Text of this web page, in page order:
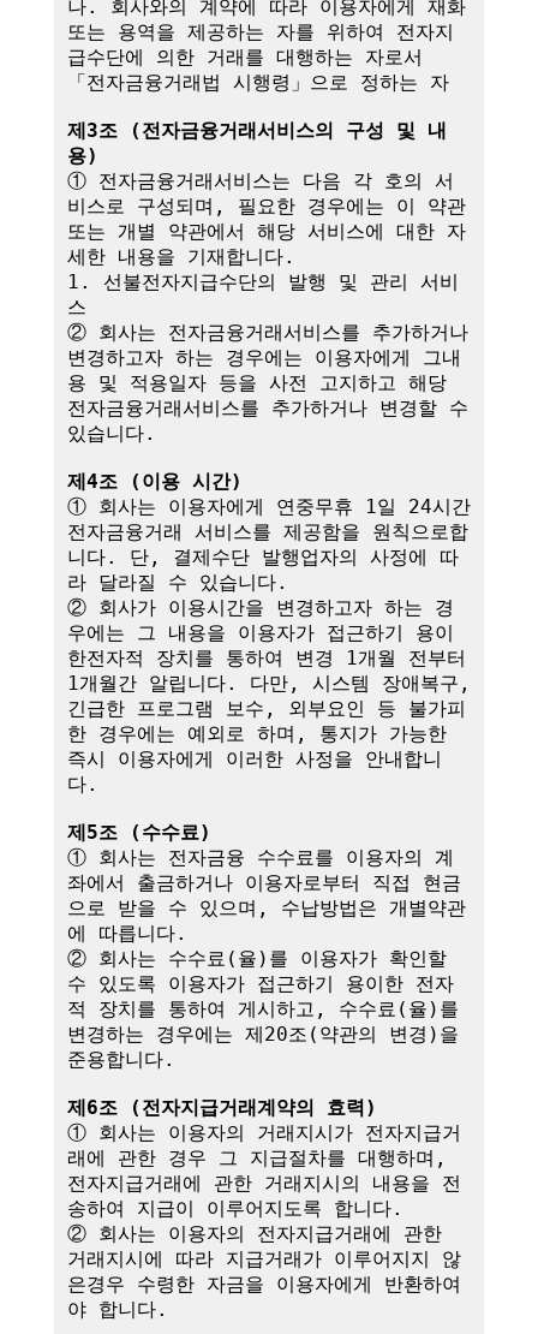
나. 회사와의 계약에 따라 이용자에게 재화
또는 용역을 제공하는 자를 위하여 전자지
급수단에 의한 거래를 대행하는 자로서
「전자금융거래법 시행령」으로 정하는 자
제3조 (전자금융거래서비스의 구성 및 내
용)
① 전자금융거래서비스는 다음 각 호의 서
비스로 구성되며, 필요한 경우에는 이 약관
또는 개별 약관에서 해당 서비스에 대한 자
세한 내용을 기재합니다.
1. 선불전자지급수단의 발행 및 관리 서비
스
② 회사는 전자금융거래서비스를 추가하거나
변경하고자 하는 경우에는 이용자에게 그내
용 및 적용일자 등을 사전 고지하고 해당
전자금융거래서비스를 추가하거나 변경할 수
있습니다.
제4조 (이용 시간)
① 회사는 이용자에게 연중무휴 1일 24시간
전자금융거래 서비스를 제공함을 원칙으로합
니다. 단, 결제수단 발행업자의 사정에 따
라 달라질 수 있습니다.
② 회사가 이용시간을 변경하고자 하는 경
우에는 그 내용을 이용자가 접근하기 용이
한전자적 장치를 통하여 변경 1개월 전부터
1개월간 알립니다. 다만, 시스템 장애복구,
긴급한 프로그램 보수, 외부요인 등 불가피
한 경우에는 예외로 하며, 통지가 가능한
즉시 이용자에게 이러한 사정을 안내합니
다.
제5조 (수수료)
① 회사는 전자금융 수수료를 이용자의 계
좌에서 출금하거나 이용자로부터 직접 현금
으로 받을 수 있으며, 수납방법은 개별약관
에 따릅니다.
② 회사는 수수료(율)를 이용자가 확인할
수 있도록 이용자가 접근하기 용이한 전자
적 장치를 통하여 게시하고, 수수료(율)를
변경하는 경우에는 제20조(약관의 변경)을
준용합니다.
제6조 (전자지급거래계약의 효력)
① 회사는 이용자의 거래지시가 전자지급거
래에 관한 경우 그 지급절차를 대행하며,
전자지급거래에 관한 거래지시의 내용을 전
송하여 지급이 이루어지도록 합니다.
② 회사는 이용자의 전자지급거래에 관한
거래지시에 따라 지급거래가 이루어지지 않
은경우 수령한 자금을 이용자에게 반환하여
야 합니다.